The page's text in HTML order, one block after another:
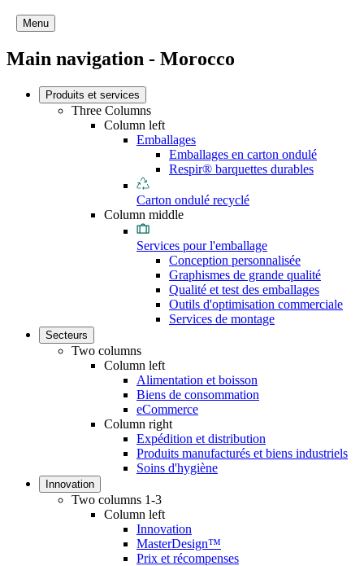
Menu
Main navigation - Morocco
Produits et services
Three Columns
Column left
Emballages
Emballages en carton ondulé
Respir® barquettes durables
Carton ondulé recyclé
Column middle
Services pour l'emballage
Conception personnalisée
Graphismes de grande qualité
Qualité et test des emballages
Outils d'optimisation commerciale
Services de montage
Secteurs
Two columns
Column left
Alimentation et boisson
Biens de consommation
eCommerce
Column right
Expédition et distribution
Produits manufacturés et biens industriels
Soins d'hygiène
Innovation
Two columns 1-3
Column left
Innovation
MasterDesign™
Prix et récompenses